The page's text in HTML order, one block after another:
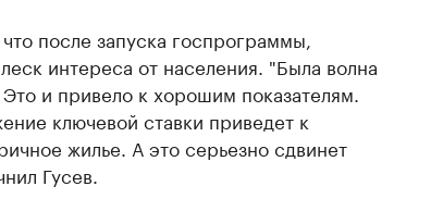
после запуска госпрограммы,
интереса от населения. "Была волна
и привело к хорошим показателям.
ключевой ставки приведет к
жилье. А это серьезно сдвинет
Гусев.